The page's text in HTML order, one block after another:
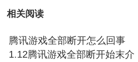
务完成攻略-
相关阅读
腾讯游戏全部断开怎么回事
1.12腾讯游戏全部断开始末介